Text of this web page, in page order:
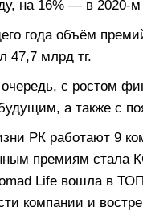
на 16% — в 2020-
года объём
47,7 млрд тг.
с ростом
а также с
РК работают 9
премиям стала
Life вошла в
компании и